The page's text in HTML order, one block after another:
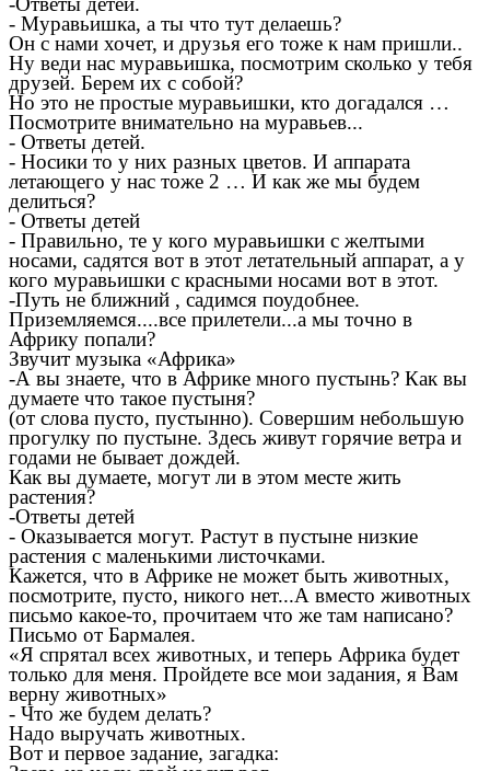
- Муравьишка, а ты что тут делаешь?
Он с нами хочет, и друзья его тоже к нам пришли..
Ну веди нас муравьишка, посмотрим сколько у тебя
друзей. Берем их с собой?
Но это не простые муравьишки, кто догадался …
Посмотрите внимательно на муравьев...
- Ответы детей.
- Носики то у них разных цветов. И аппарата
летающего у нас тоже 2 … И как же мы будем
делиться?
- Ответы детей
- Правильно, те у кого муравьишки с желтыми
носами, садятся вот в этот летательный аппарат, а у
кого муравьишки с красными носами вот в этот.
-Путь не ближний , садимся поудобнее.
Приземляемся....все прилетели...а мы точно в
Африку попали?
Звучит музыка «Африка»
-А вы знаете, что в Африке много пустынь? Как вы
думаете что такое пустыня?
(от слова пусто, пустынно). Совершим небольшую
прогулку по пустыне. Здесь живут горячие ветра и
годами не бывает дождей.
Как вы думаете, могут ли в этом месте жить
растения?
-Ответы детей
- Оказывается могут. Растут в пустыне низкие
растения с маленькими листочками.
Кажется, что в Африке не может быть животных,
посмотрите, пусто, никого нет...А вместо животных
письмо какое-то, прочитаем что же там написано?
Письмо от Бармалея.
«Я спрятал всех животных, и теперь Африка будет
только для меня. Пройдете все мои задания, я Вам
верну животных»
- Что же будем делать?
Надо выручать животных.
Вот и первое задание, загадка: